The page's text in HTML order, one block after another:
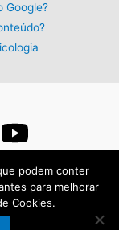
Google?
- 2026 - Criado com:
podem conter
para melhorar
Cookies.